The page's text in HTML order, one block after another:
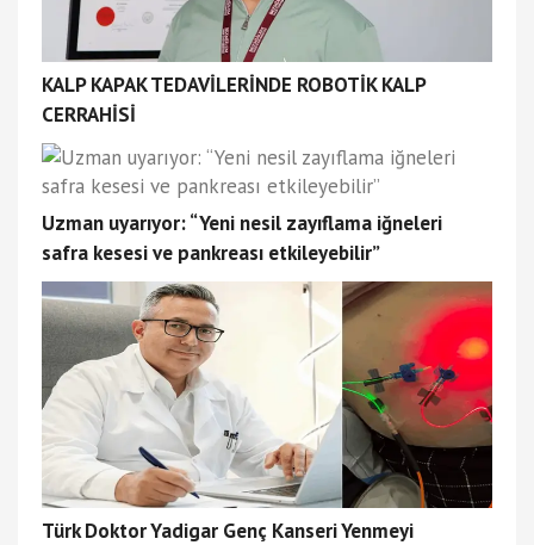
KALP KAPAK TEDAVİLERİNDE ROBOTİK KALP
CERRAHİSİ
Uzman uyarıyor: “Yeni nesil zayıflama iğneleri
safra kesesi ve pankreası etkileyebilir”
Türk Doktor Yadigar Genç Kanseri Yenmeyi